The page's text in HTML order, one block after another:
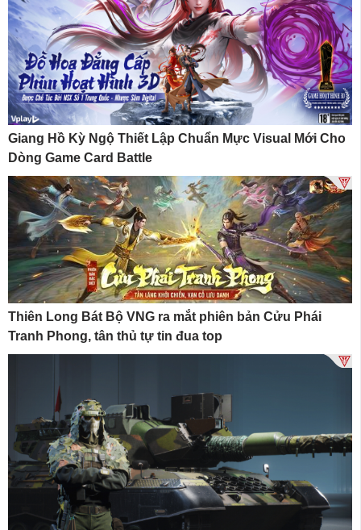
Giang Hồ Kỳ Ngộ Thiết Lập Chuẩn Mực Visual Mới Cho
Dòng Game Card Battle
Thiên Long Bát Bộ VNG ra mắt phiên bản Cửu Phái
Tranh Phong, tân thủ tự tin đua top